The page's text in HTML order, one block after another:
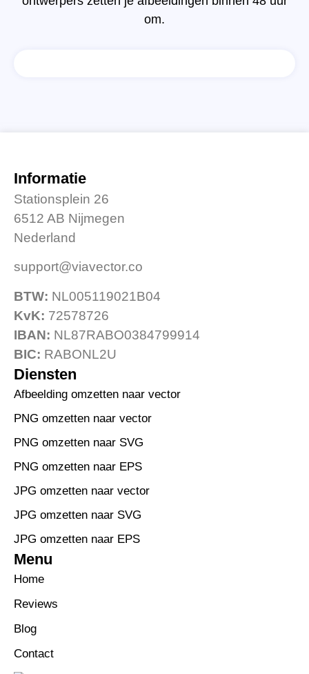
om.
Diensten
Afbeelding omzetten naar vector
PNG omzetten naar vector
PNG omzetten naar SVG
PNG omzetten naar EPS
JPG omzetten naar vector
JPG omzetten naar SVG
JPG omzetten naar EPS
Menu
Home
Reviews
Blog
Contact
Informatie
Stationsplein 26
6512 AB Nijmegen
Nederland
support@viavector.co
BTW: NL005119021B04
KvK: 72578726
IBAN: NL87RABO0384799914
BIC: RABONL2U